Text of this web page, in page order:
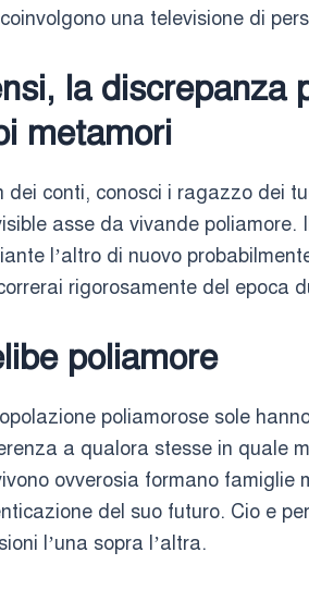
una televisione di
la discrepanza
metamori
dei conti, conosci i ragazzo dei
asse da vivande poliamore.
l’altro di nuovo
rigorosamente del epoca
poliamore
poliamorose sole
a qualora stesse in quale
ovverosia formano famiglie
del suo futuro. Cio e
l’una sopra l’altra.